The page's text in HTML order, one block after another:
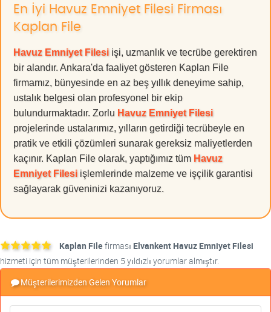
En İyi Havuz Emniyet Filesi Firması
Kaplan File
Havuz Emniyet Filesi işi, uzmanlık ve tecrübe gerektiren
bir alandır. Ankara'da faaliyet gösteren Kaplan File
firmamız, bünyesinde en az beş yıllık deneyime sahip,
ustalık belgesi olan profesyonel bir ekip
bulundurmaktadır. Zorlu Havuz Emniyet Filesi
projelerinde ustalarımız, yılların getirdiği tecrübeyle en
pratik ve etkili çözümleri sunarak gereksiz maliyetlerden
kaçınır. Kaplan File olarak, yaptığımız tüm Havuz
Emniyet Filesi işlemlerinde malzeme ve işçilik garantisi
sağlayarak güveninizi kazanıyoruz.
Kaplan Filefirması Elvankent Havuz Emniyet Filesi
hizmeti için tüm müşterilerinden 5 yıldızlı yorumlar almıştır.
Müşterilerimizden Gelen Yorumlar